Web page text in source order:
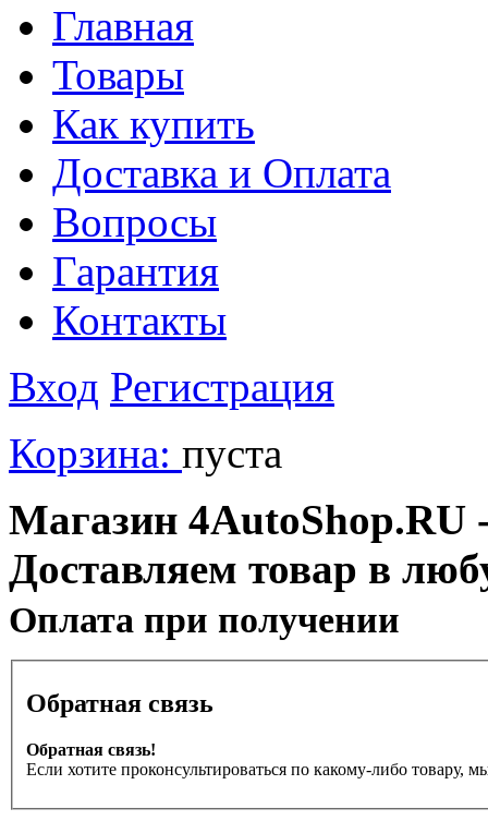
Главная
Товары
Как купить
Доставка и Оплата
Вопросы
Гарантия
Контакты
Вход Регистрация
Корзина: пуста
Магазин 4AutoShop.RU
Доставляем товар в
Оплата при получении
Обратная связь
Обратная связь!
Если хотите проконсультироваться по какому-либо товару,